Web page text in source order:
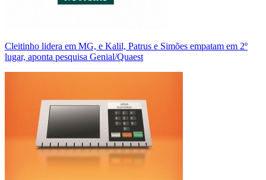
Cleitinho lidera em MG, e Kalil, Patrus e Simões empatam em 2º
lugar, aponta pesquisa Genial/Quaest